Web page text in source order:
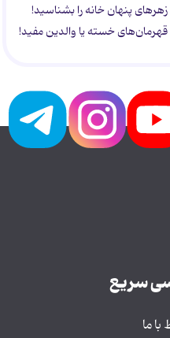
زهرهای پنهان خانه را بشناسید!
قهرمان‌های خسته یا والدین مفید!
سریع
با ما